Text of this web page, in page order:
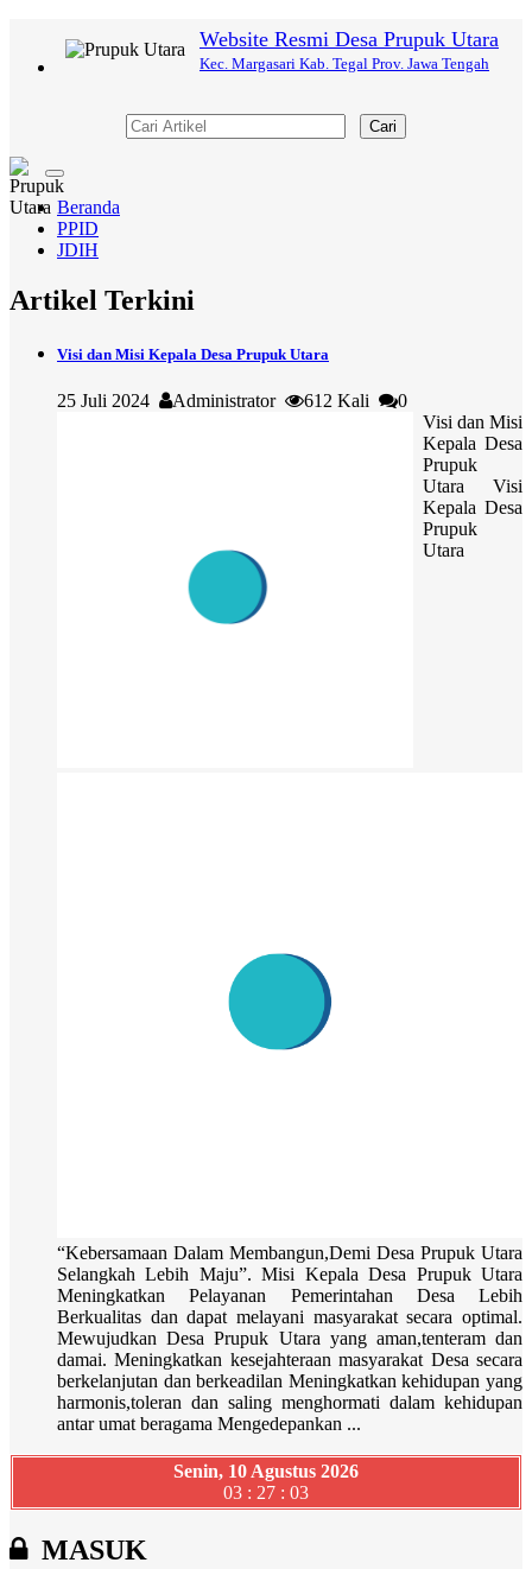
Website Resmi Desa Prupuk Utara
Kec. Margasari Kab. Tegal Prov. Jawa Tengah
Cari
Toggle
navigation
Beranda
PPID
JDIH
Artikel Terkini
Visi dan Misi Kepala Desa Prupuk Utara
25 Juli 2024 Administrator 612 Kali
0
Visi dan Misi
Kepala Desa
Prupuk
Utara Visi
Kepala Desa
Prupuk
Utara
“Kebersamaan Dalam Membangun,Demi Desa Prupuk Utara
Selangkah Lebih Maju”. Misi Kepala Desa Prupuk Utara
Meningkatkan Pelayanan Pemerintahan Desa Lebih
Berkualitas dan dapat melayani masyarakat secara optimal.
Mewujudkan Desa Prupuk Utara yang aman,tenteram dan
damai. Meningkatkan kesejahteraan masyarakat Desa secara
berkelanjutan dan berkeadilan Meningkatkan kehidupan yang
harmonis,toleran dan saling menghormati dalam kehidupan
antar umat beragama Mengedepankan ...
Senin, 10 Agustus 2026
03 : 27 : 04
MASUK